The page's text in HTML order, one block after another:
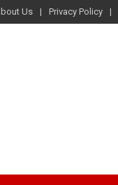
Us Privacy Policy